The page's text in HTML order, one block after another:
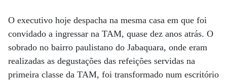
O executivo hoje despacha na mesma casa em que foi
convidado a ingressar na TAM, quase dez anos atrás. O
sobrado no bairro paulistano do Jabaquara, onde eram
realizadas as degustações das refeições servidas na
primeira classe da TAM, foi transformado num escritório